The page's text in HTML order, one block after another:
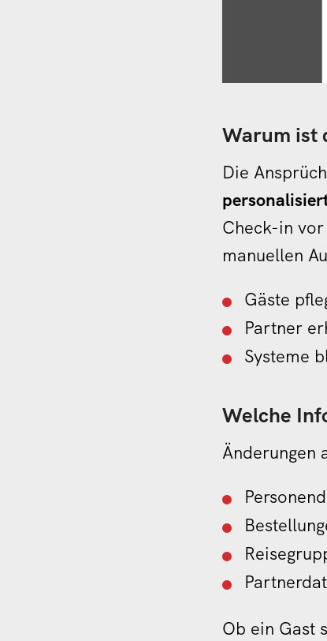
Warum ist
Die
Check-in
manuellen
Gäste
Partner
Systeme
Welche
Änderungen
Ob ein Gast